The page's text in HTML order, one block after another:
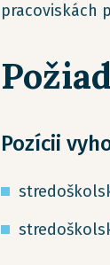
pracoviskách
Pozícii